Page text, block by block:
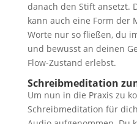
danach den Stift ansetzt.
kann auch eine Form der
Worte nur so fließen, du
und bewusst an deinen
Flow-Zustand erlebst.
Schreibmeditation
Um nun in die Praxis zu
Schreibmeditation für